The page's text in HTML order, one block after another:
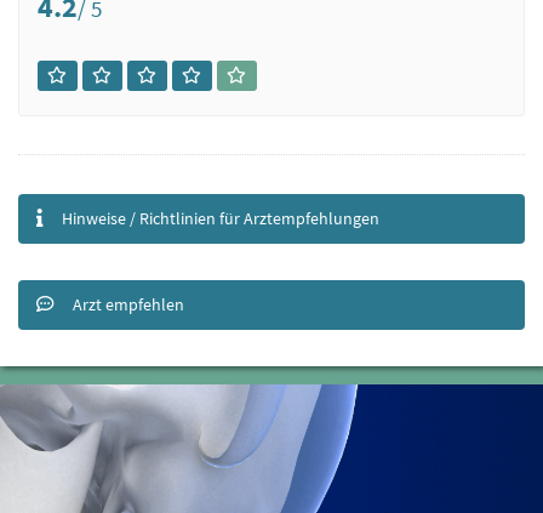
/ 5
Hinweise / Richtlinien für Arztempfehlungen
Arzt empfehlen